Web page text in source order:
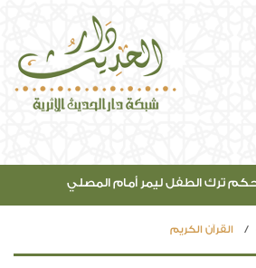
ترك الطفل ليمر أمام المصلي
القرآن الكريم